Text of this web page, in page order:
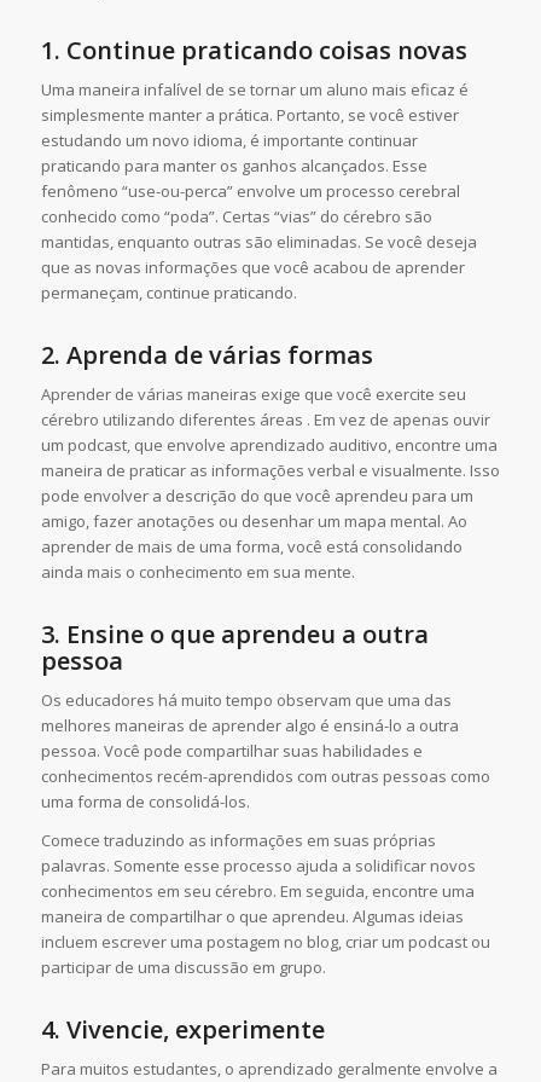
1. Continue praticando coisas novas
Uma maneira infalível de se tornar um aluno mais eficaz é
simplesmente manter a prática. Portanto, se você estiver
estudando um novo idioma, é importante continuar
praticando para manter os ganhos alcançados. Esse
fenômeno “use-ou-perca” envolve um processo cerebral
conhecido como “poda”. Certas “vias” do cérebro são
mantidas, enquanto outras são eliminadas. Se você deseja
que as novas informações que você acabou de aprender
permaneçam, continue praticando.
2. Aprenda de várias formas
Aprender de várias maneiras exige que você exercite seu
cérebro utilizando diferentes áreas . Em vez de apenas ouvir
um podcast, que envolve aprendizado auditivo, encontre uma
maneira de praticar as informações verbal e visualmente. Isso
pode envolver a descrição do que você aprendeu para um
amigo, fazer anotações ou desenhar um mapa mental. Ao
aprender de mais de uma forma, você está consolidando
ainda mais o conhecimento em sua mente.
3. Ensine o que aprendeu a outra
pessoa
Os educadores há muito tempo observam que uma das
melhores maneiras de aprender algo é ensiná-lo a outra
pessoa. Você pode compartilhar suas habilidades e
conhecimentos recém-aprendidos com outras pessoas como
uma forma de consolidá-los.
Comece traduzindo as informações em suas próprias
palavras. Somente esse processo ajuda a solidificar novos
conhecimentos em seu cérebro. Em seguida, encontre uma
maneira de compartilhar o que aprendeu. Algumas ideias
incluem escrever uma postagem no blog, criar um podcast ou
participar de uma discussão em grupo.
4. Vivencie, experimente
Para muitos estudantes, o aprendizado geralmente envolve a